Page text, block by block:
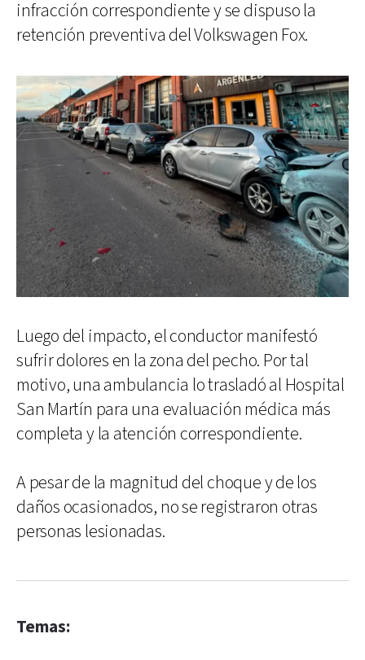
infracción correspondiente y se dispuso la
retención preventiva del Volkswagen Fox.
Luego del impacto, el conductor manifestó
sufrir dolores en la zona del pecho. Por tal
motivo, una ambulancia lo trasladó al Hospital
San Martín para una evaluación médica más
completa y la atención correspondiente.
A pesar de la magnitud del choque y de los
daños ocasionados, no se registraron otras
personas lesionadas.
Temas: